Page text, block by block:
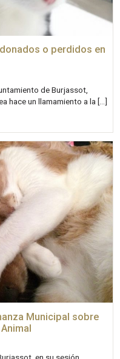
o perdidos en
de Burjassot,
hace un llamamiento a la […]
Municipal sobre